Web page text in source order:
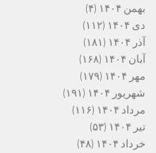
بهمن ۱۴۰۴
(۴)
دی ۱۴۰۴
(۱۱۲)
آذر ۱۴۰۴
(۱۸۱)
آبان ۱۴۰۴
(۱۶۸)
مهر ۱۴۰۴
(۱۷۹)
شهریور ۱۴۰۴
(۱۹۱)
مرداد ۱۴۰۴
(۱۱۶)
تیر ۱۴۰۴
(۵۳)
خرداد ۱۴۰۴
(۴۸)